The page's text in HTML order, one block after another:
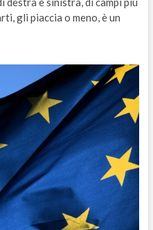
gli piaccia o meno, è un